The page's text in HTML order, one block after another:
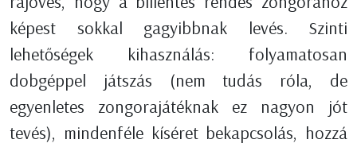
képest sokkal gagyibbnak levés. Szinti
lehetőségek kihasználás: folyamatosan
dobgéppel játszás (nem tudás róla, de
egyenletes zongorajátéknak ez nagyon jót
tevés), mindenféle kíséret bekapcsolás, hozzá